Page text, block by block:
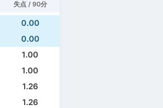
失点 / 90分
0.00
0.00
1.00
1.00
1.26
1.26